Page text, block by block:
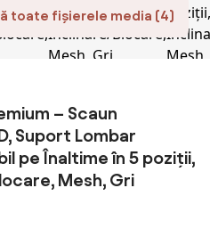
toate fișierele media (4)
– Scaun
Suport Lombar
pe Înaltime în 5 poziții,
Mesh, Gri